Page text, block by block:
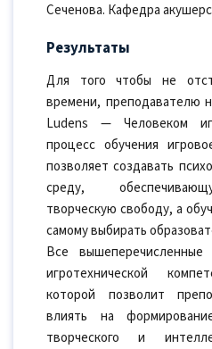
Сеченова. Кафедра
Результаты
Для того чтобы не
времени, преподавателю
Ludens — Человеком
процесс обучения
позволяет создавать
среду,
творческую свободу, а
самому выбирать
Все
игротехнической
которой позволит
влиять на
творческого и